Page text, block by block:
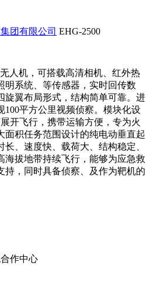
团有限公司 EHG-2500
人机，可搭载高清相机、红外热
明系统、等传感器，实时回传数
旋翼布局形式，结构简单可靠。进
100平方公里视频侦察。模块化设
开飞行，携带运输方便，专为火
面积任务范围设计的纯电动垂直起
、速度快、载荷大、结构稳定、
海拔地带持续飞行，能够为应急救
持，同时具备侦察、及作为靶机的
作中心